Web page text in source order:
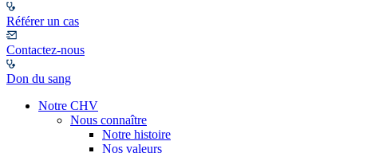
Référer un cas
Contactez-nous
Don du sang
Notre CHV
Nous connaître
Notre histoire
Nos valeurs